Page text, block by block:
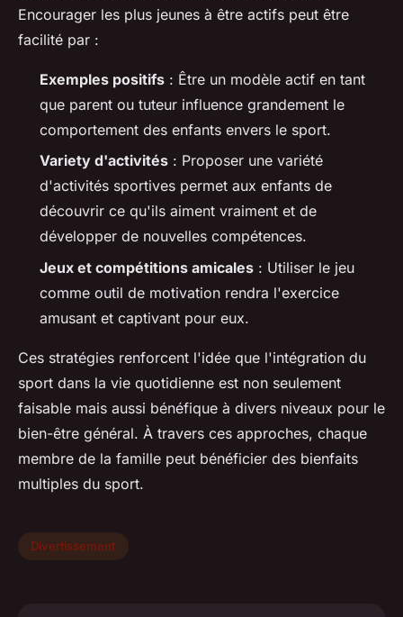
Encourager les plus jeunes à être actifs peut être
facilité par :
Exemples positifs : Être un modèle actif en tant
que parent ou tuteur influence grandement le
comportement des enfants envers le sport.
Variety d'activités : Proposer une variété
d'activités sportives permet aux enfants de
découvrir ce qu'ils aiment vraiment et de
développer de nouvelles compétences.
Jeux et compétitions amicales : Utiliser le jeu
comme outil de motivation rendra l'exercice
amusant et captivant pour eux.
Ces stratégies renforcent l'idée que l'intégration du
sport dans la vie quotidienne est non seulement
faisable mais aussi bénéfique à divers niveaux pour le
bien-être général. À travers ces approches, chaque
membre de la famille peut bénéficier des bienfaits
multiples du sport.
Divertissement